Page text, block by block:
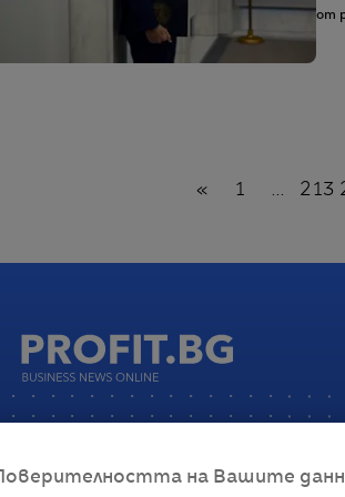
от
« Назад
1 ... 213
Поверителността на Вашите